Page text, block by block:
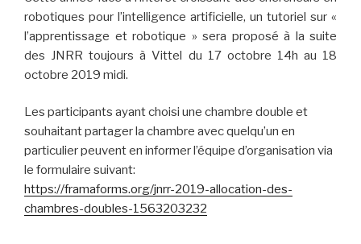
robotiques pour l’intelligence artificielle, un tutoriel sur «
l’apprentissage et robotique » sera proposé à la suite
des JNRR toujours à Vittel du 17 octobre 14h au 18
octobre 2019 midi.
Les participants ayant choisi une chambre double et
souhaitant partager la chambre avec quelqu’un en
particulier peuvent en informer l’équipe d’organisation via
le formulaire suivant:
https://framaforms.org/jnrr-2019-allocation-des-
chambres-doubles-1563203232